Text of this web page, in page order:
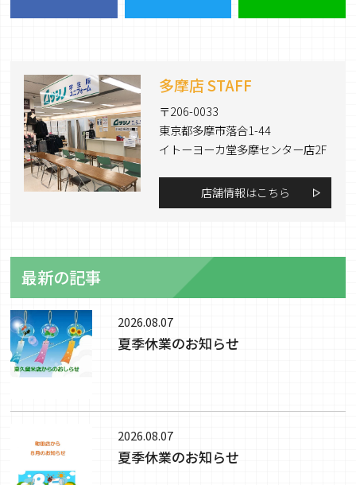
多摩店 STAFF
〒206-0033
東京都多摩市落合1-44
イトーヨーカ堂多摩センター店2F
店舗情報はこちら
最新の記事
2026.08.07
夏季休業のお知らせ
2026.08.07
夏季休業のお知らせ